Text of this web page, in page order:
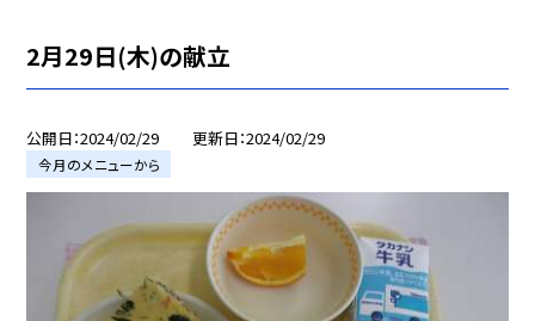
2月29日(木)の献立
公開日 2024/02/29 更新日 2024/02/29
今月のメニューから